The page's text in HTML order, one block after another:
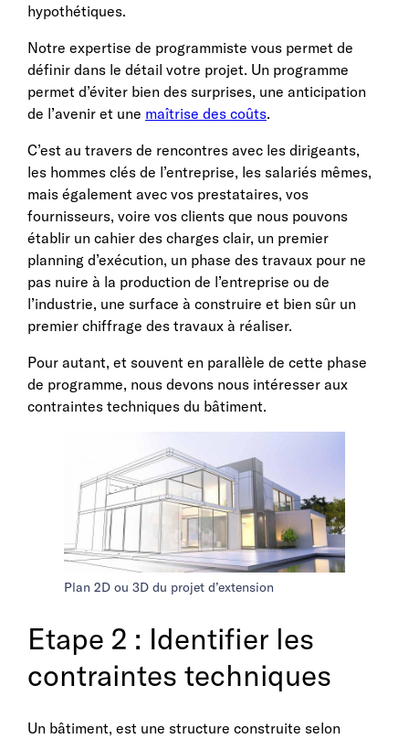
hypothétiques.
Notre expertise de programmiste vous permet de
définir dans le détail votre projet. Un programme
permet d’éviter bien des surprises, une anticipation
de l’avenir et une maîtrise des coûts.
C’est au travers de rencontres avec les dirigeants,
les hommes clés de l’entreprise, les salariés mêmes,
mais également avec vos prestataires, vos
fournisseurs, voire vos clients que nous pouvons
établir un cahier des charges clair, un premier
planning d’exécution, un phase des travaux pour ne
pas nuire à la production de l’entreprise ou de
l’industrie, une surface à construire et bien sûr un
premier chiffrage des travaux à réaliser.
Pour autant, et souvent en parallèle de cette phase
de programme, nous devons nous intéresser aux
contraintes techniques du bâtiment.
Plan 2D ou 3D du projet d’extension
Etape 2 : Identifier les
contraintes techniques
Un bâtiment, est une structure construite selon